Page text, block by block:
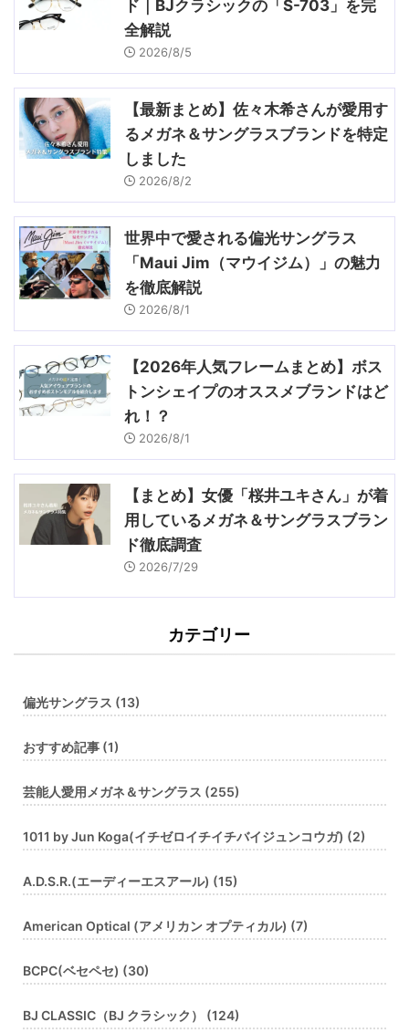
ド｜BJクラシックの「S-703」を完
全解説
2026/8/5
【最新まとめ】佐々木希さんが愛用す
るメガネ＆サングラスブランドを特定
しました
2026/8/2
世界中で愛される偏光サングラス
「Maui Jim（マウイジム）」の魅力
を徹底解説
2026/8/1
【2026年人気フレームまとめ】ボス
トンシェイプのオススメブランドはど
れ！？
2026/8/1
【まとめ】女優「桜井ユキさん」が着
用しているメガネ＆サングラスブラン
ド徹底調査
2026/7/29
カテゴリー
偏光サングラス (13)
おすすめ記事 (1)
芸能人愛用メガネ＆サングラス (255)
1011 by Jun Koga(イチゼロイチイチバイジュンコウガ) (2)
A.D.S.R.(エーディーエスアール) (15)
American Optical (アメリカン オプティカル) (7)
BCPC(ベセペセ) (30)
BJ CLASSIC（BJ クラシック） (124)